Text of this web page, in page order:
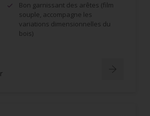
Bon garnissant des arêtes (film
souple, accompagne les
variations dimensionnelles du
bois)